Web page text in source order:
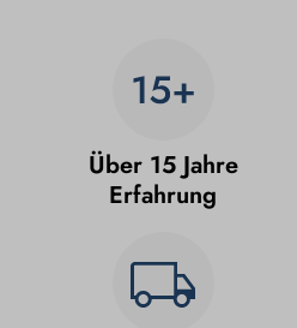
Über 15 Jahre
Erfahrung